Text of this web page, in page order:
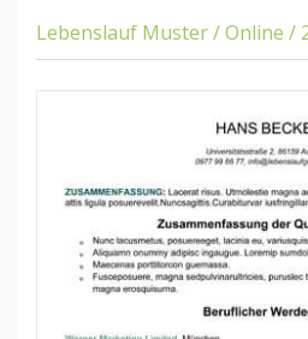
Lebenslauf Muster / Online /